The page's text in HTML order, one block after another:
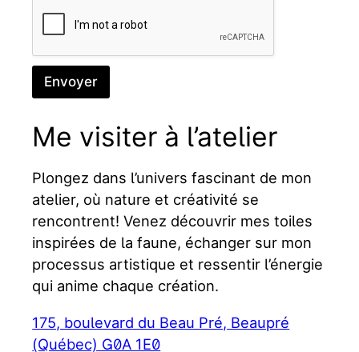
Envoyer
Me visiter à l’atelier
Plongez dans l’univers fascinant de mon
atelier, où nature et créativité se
rencontrent! Venez découvrir mes toiles
inspirées de la faune, échanger sur mon
processus artistique et ressentir l’énergie
qui anime chaque création.
175, boulevard du Beau Pré, Beaupré
(Québec) G0A 1E0